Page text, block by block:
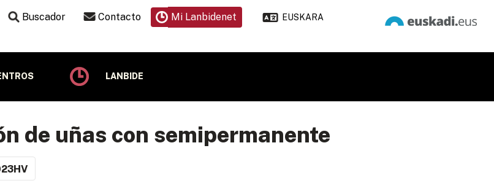
Buscador Contacto Mi Lanbidenet EUSKARA
LANBIDE
de uñas con semipermanente